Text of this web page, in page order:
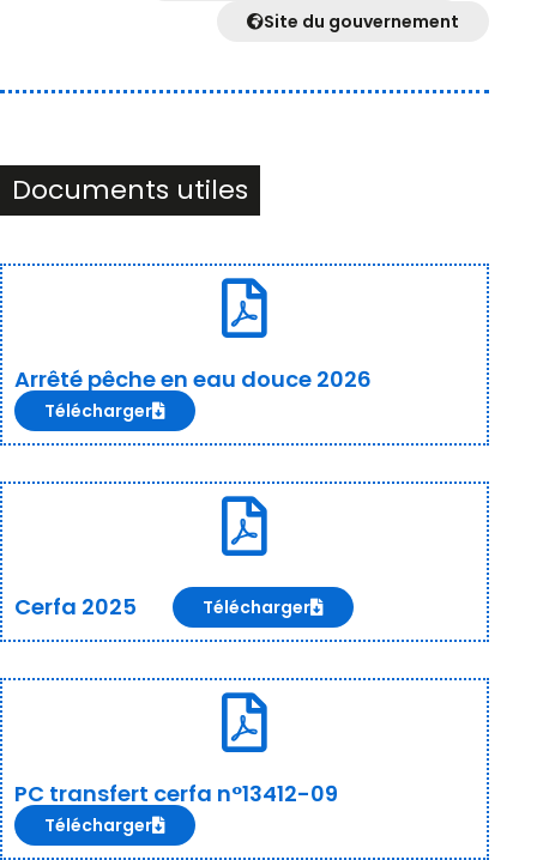
Site du gouvernement
Documents utiles
Arrêté pêche en eau douce 2026
Télécharger
Cerfa 2025 Télécharger
PC transfert cerfa n°13412-09
Télécharger